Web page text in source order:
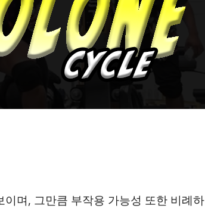
며, 그만큼 부작용 가능성 또한 비례하